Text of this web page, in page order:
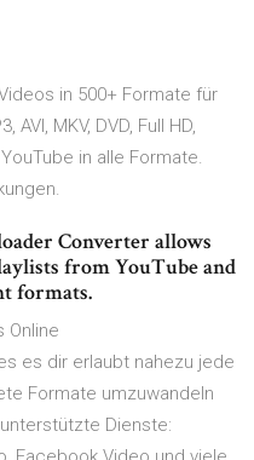
in 500+ Formate für
MKV, DVD, Full HD,
in alle Formate.
Converter allows
from YouTube and
formats.
Online
es dir erlaubt nahezu jede
Formate umzuwandeln
Dienste: